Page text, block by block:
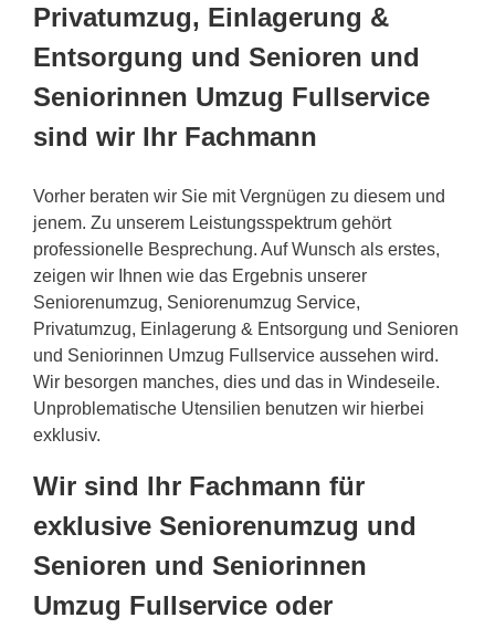
Privatumzug, Einlagerung &
Entsorgung und Senioren und
Seniorinnen Umzug Fullservice
sind wir Ihr Fachmann
Vorher beraten wir Sie mit Vergnügen zu diesem und
jenem. Zu unserem Leistungsspektrum gehört
professionelle Besprechung. Auf Wunsch als erstes,
zeigen wir Ihnen wie das Ergebnis unserer
Seniorenumzug, Seniorenumzug Service,
Privatumzug, Einlagerung & Entsorgung und Senioren
und Seniorinnen Umzug Fullservice aussehen wird.
Wir besorgen manches, dies und das in Windeseile.
Unproblematische Utensilien benutzen wir hierbei
exklusiv.
Wir sind Ihr Fachmann für
exklusive Seniorenumzug und
Senioren und Seniorinnen
Umzug Fullservice oder